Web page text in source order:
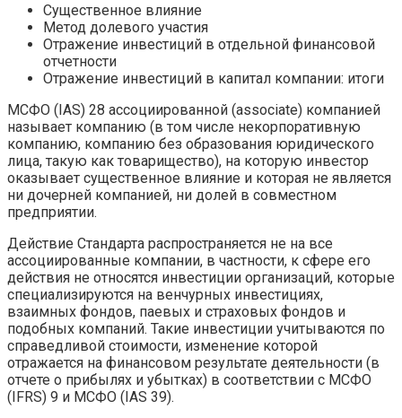
Существенное влияние
Метод долевого участия
Отражение инвестиций в отдельной финансовой
отчетности
Отражение инвестиций в капитал компании: итоги
МСФО (IAS) 28 ассоциированной (associate) компанией
называет компанию (в том числе некорпоративную
компанию, компанию без образования юридического
лица, такую как товарищество), на которую инвестор
оказывает существенное влияние и которая не является
ни дочерней компанией, ни долей в совместном
предприятии.
Действие Стандарта распространяется не на все
ассоциированные компании, в частности, к сфере его
действия не относятся инвестиции организаций, которые
специализируются на венчурных инвестициях,
взаимных фондов, паевых и страховых фондов и
подобных компаний. Такие инвестиции учитываются по
справедливой стоимости, изменение которой
отражается на финансовом результате деятельности (в
отчете о прибылях и убытках) в соответствии с МСФО
(IFRS) 9 и МСФО (IAS 39).